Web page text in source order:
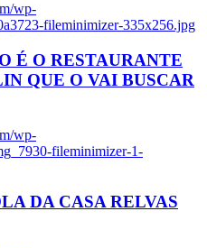
wp-
fileminimizer-335x256.jpg
É O RESTAURANTE
QUE O VAI BUSCAR
wp-
fileminimizer-1-
DA CASA RELVAS